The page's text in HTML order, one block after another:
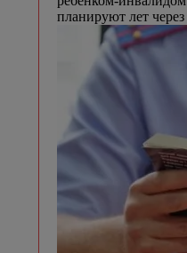
планируют лет через